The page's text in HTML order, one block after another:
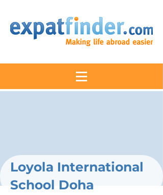
Loyola International
School Doha